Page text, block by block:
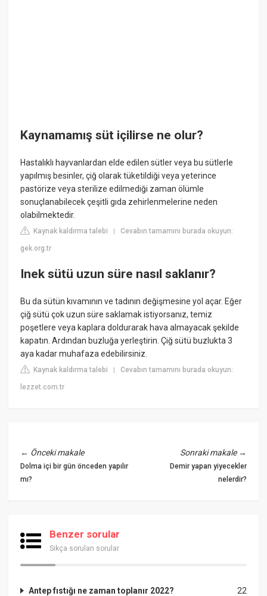
Kaynamamış süt içilirse ne olur?
Hastalıklı hayvanlardan elde edilen sütler veya bu sütlerle
yapılmış besinler, çiğ olarak tüketildiği veya yeterince
pastörize veya sterilize edilmediği zaman ölümle
sonuçlanabilecek çeşitli gıda zehirlenmelerine neden
olabilmektedir.
Kaynak kaldırma talebi |Cevabın tamamını burada okuyun:
gek.org.tr
Inek sütü uzun süre nasıl saklanır?
Bu da sütün kıvamının ve tadının değişmesine yol açar. Eğer
çiğ sütü çok uzun süre saklamak istiyorsanız, temiz
poşetlere veya kaplara doldurarak hava almayacak şekilde
kapatın. Ardından buzluğa yerleştirin. Çiğ sütü buzlukta 3
aya kadar muhafaza edebilirsiniz.
Kaynak kaldırma talebi |Cevabın tamamını burada okuyun:
lezzet.com.tr
← Önceki makale
Dolma içi bir gün önceden yapılır
mı?
Sonraki makale→
Demir yapan yiyecekler
nelerdir?
Benzer sorular
Sıkça sorulan sorular
22
Antep fıstığı ne zaman toplanır 2022?